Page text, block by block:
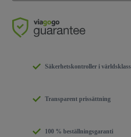
Säkerhetskontroller i världsklass
Transparent prissättning
100 % beställningsgaranti